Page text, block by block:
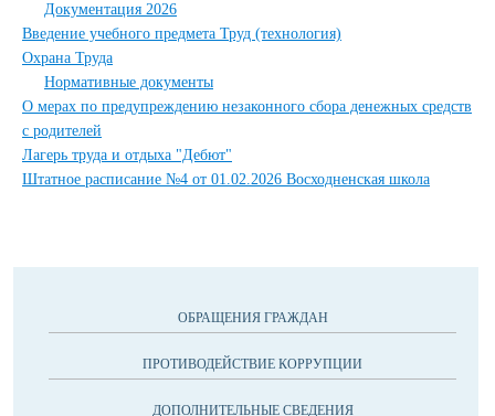
Документация 2026
Введение учебного предмета Труд (технология)
Охрана Труда
Нормативные документы
О мерах по предупреждению незаконного сбора денежных средств
с родителей
Лагерь труда и отдыха "Дебют"
Штатное расписание №4 от 01.02.2026 Восходненская школа
ОБРАЩЕНИЯ ГРАЖДАН
ПРОТИВОДЕЙСТВИЕ КОРРУПЦИИ
ДОПОЛНИТЕЛЬНЫЕ СВЕДЕНИЯ